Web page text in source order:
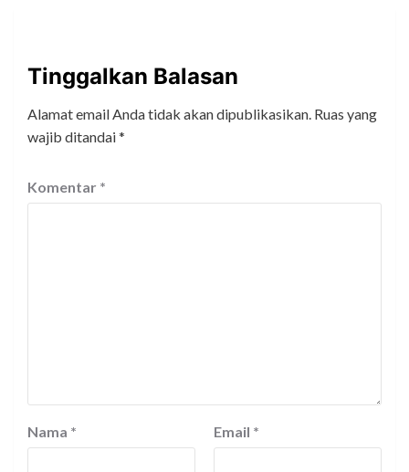
Tinggalkan Balasan
Alamat email Anda tidak akan dipublikasikan. Ruas yang
wajib ditandai*
Komentar *
Nama * Email *